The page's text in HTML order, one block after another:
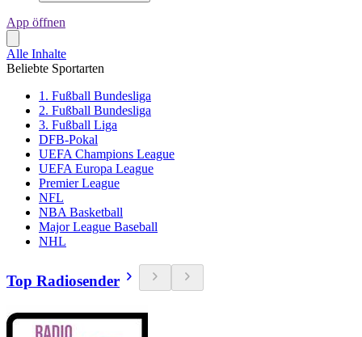
App öffnen
Alle Inhalte
Beliebte Sportarten
1. Fußball Bundesliga
2. Fußball Bundesliga
3. Fußball Liga
DFB-Pokal
UEFA Champions League
UEFA Europa League
Premier League
NFL
NBA Basketball
Major League Baseball
NHL
Top Radiosender